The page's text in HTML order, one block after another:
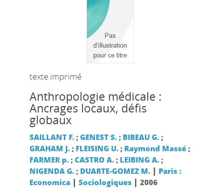
texte imprimé
Anthropologie médicale :
Ancrages locaux, défis
globaux
SAILLANT F.; GENEST S.; BIBEAU G.;
GRAHAM J.; FLEISING U.; Raymond Massé;
FARMER p.; CASTRO A.; LEIBING A.;
NIGENDA G.; DUARTE-GOMEZ M. | Paris :
Economica| Sociologiques| 2006